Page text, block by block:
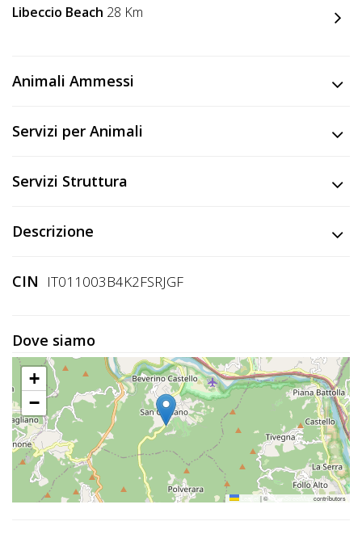
Noi
Inserisci
Accedi
Registrati
Libeccio Beach 28 Km
Animali Ammessi
Servizi per Animali
Servizi Struttura
Descrizione
CIN IT011003B4K2FSRJGF
Dove siamo
+
−
|© contributors